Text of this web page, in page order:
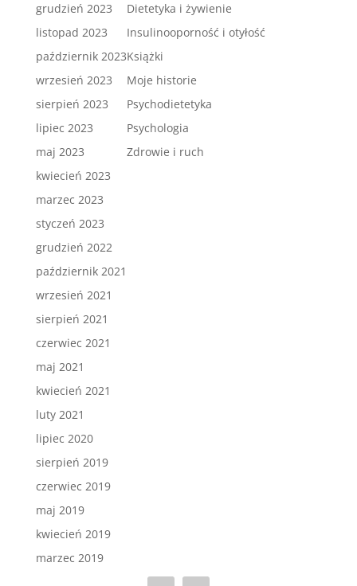
grudzień 2023
listopad 2023
październik 2023
wrzesień 2023
sierpień 2023
lipiec 2023
maj 2023
kwiecień 2023
marzec 2023
styczeń 2023
grudzień 2022
październik 2021
wrzesień 2021
sierpień 2021
czerwiec 2021
maj 2021
kwiecień 2021
luty 2021
lipiec 2020
sierpień 2019
czerwiec 2019
maj 2019
kwiecień 2019
marzec 2019
Dietetyka i żywienie
Insulinooporność i otyłość
Książki
Moje historie
Psychodietetyka
Psychologia
Zdrowie i ruch